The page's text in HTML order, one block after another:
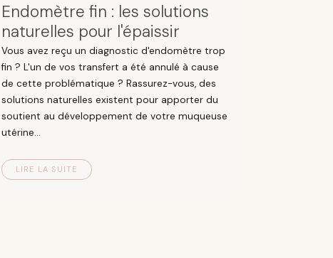
Endomètre fin : les solutions
naturelles pour l'épaissir
Vous avez reçu un diagnostic d'endomètre trop
fin ? L'un de vos transfert a été annulé à cause
de cette problématique ? Rassurez-vous, des
solutions naturelles existent pour apporter du
soutient au développement de votre muqueuse
utérine...
LIRE LA SUITE